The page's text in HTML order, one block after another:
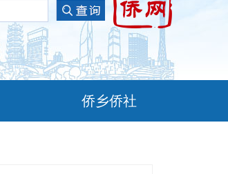
侨乡侨社